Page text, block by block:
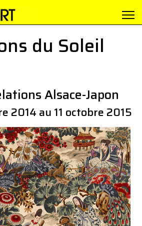
du Soleil
Alsace-Japon
2014 au 11 octobre 2015